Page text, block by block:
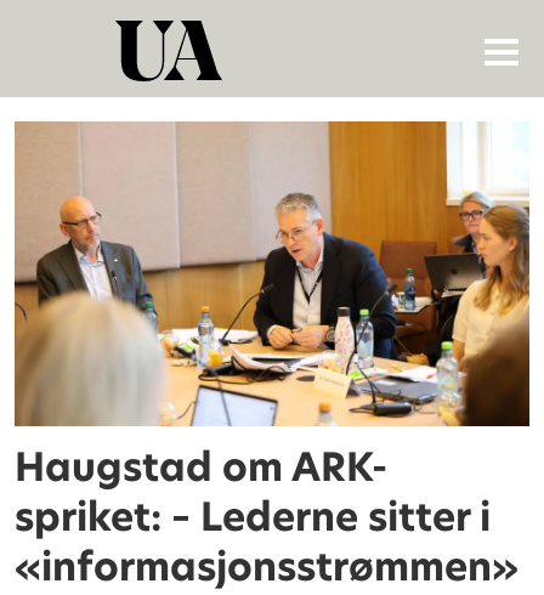
Tag:
ark-
undersøkelsen
Haugstad om ARK-
spriket: – Lederne sitter i
«informasjonsstrømmen»